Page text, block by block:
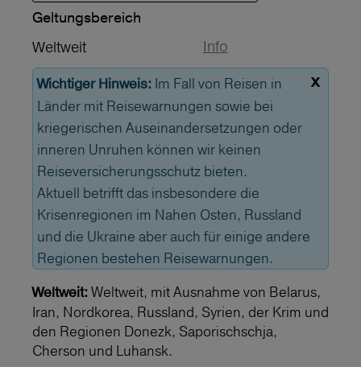
Geltungs­bereich
Weltweit
Info
x
Wichtiger Hinweis: Im Fall von Reisen in
Länder mit Reisewarnungen sowie bei
kriegerischen Auseinandersetzungen oder
inneren Unruhen können wir keinen
Reiseversicherungsschutz bieten.
Aktuell betrifft das insbesondere die
Krisenregionen im Nahen Osten, Russland
und die Ukraine aber auch für einige andere
Regionen bestehen Reisewarnungen.
Weltweit: Weltweit, mit Ausnahme von Belarus,
Iran, Nordkorea, Russland, Syrien, der Krim und
den Regionen Donezk, Saporischschja,
Cherson und Luhansk.